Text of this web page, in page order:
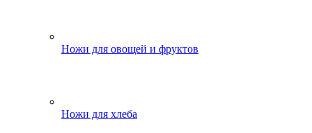
Ножи для овощей и фруктов
Ножи для хлеба